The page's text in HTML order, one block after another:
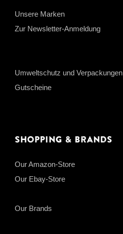
Unsere Marken
Zur Newsletter-Anmeldung
Umweltschutz und Verpackungen
Gutscheine
Shopping & Brands
Our Amazon-Store
Our Ebay-Store
Our Brands